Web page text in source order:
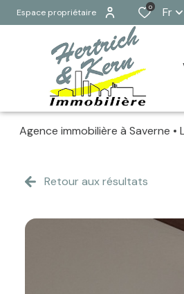
Espace propriétaire
0 Fr
Agence immobilière à Saverne
Retour aux résultats